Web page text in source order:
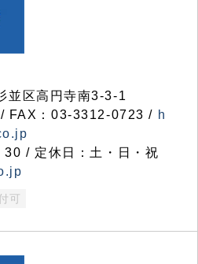
区高円寺南3-3-1
FAX：03-3312-0723 / h
/ 定休日：土・日・祝
可